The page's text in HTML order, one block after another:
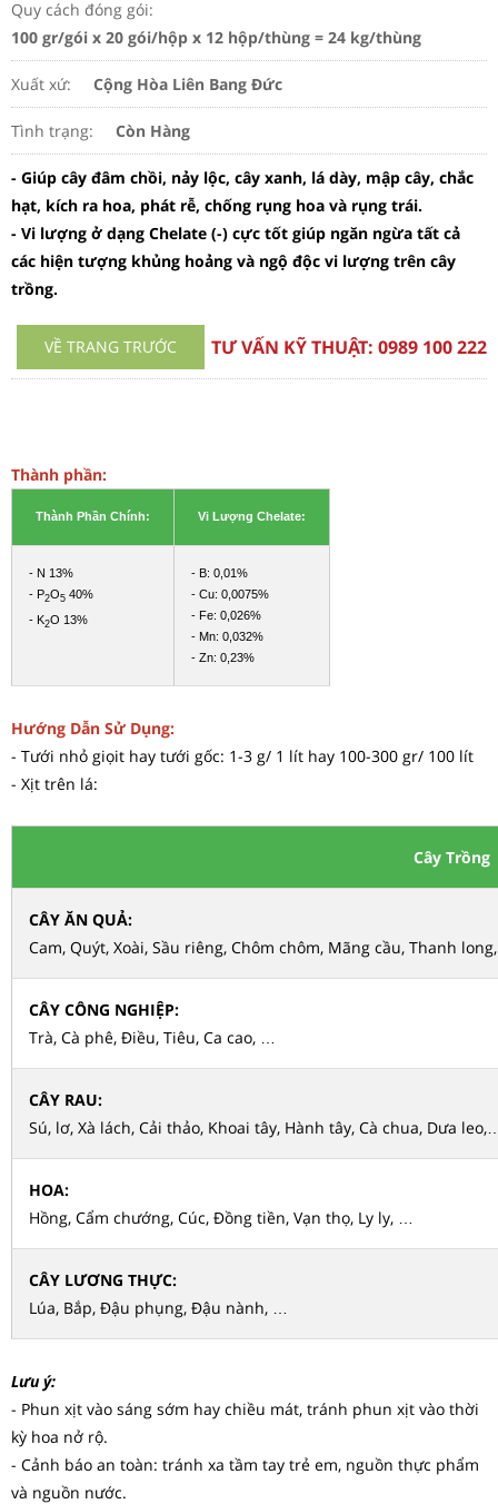
Quy cách đóng gói:
100 gr/gói x 20 gói/hộp x 12 hộp/thùng = 24 kg/thùng
Xuất xứ: Cộng Hòa Liên Bang Đức
Tình trạng: Còn Hàng
- Giúp cây đâm chồi, nảy lộc, cây xanh, lá dày, mập cây, chắc
hạt, kích ra hoa, phát rễ, chống rụng hoa và rụng trái.
- Vi lượng ở dạng Chelate (-) cực tốt giúp ngăn ngừa tất cả
các hiện tượng khủng hoảng và ngộ độc vi lượng trên cây
trồng.
VỀ TRANG TRƯỚC TƯ VẤN KỸ THUẬT: 0989 100 222
Thành phần:
Thành Phần Chính: Vi Lượng Chelate:
- N 13%
- P2O5 40%
- K2O 13%
- B: 0,01%
- Cu: 0,0075%
- Fe: 0,026%
- Mn: 0,032%
- Zn: 0,23%
Hướng Dẫn Sử Dụng:
- Tưới nhỏ giọit hay tưới gốc: 1-3 g/ 1 lít hay 100-300 gr/ 100 lít
- Xịt trên lá:
Cây Trồng
CÂY ĂN QUẢ:
Cam, Quýt, Xoài, Sầu riêng, Chôm chôm, Mãng cầu, Thanh
CÂY CÔNG NGHIỆP:
Trà, Cà phê, Điều, Tiêu, Ca cao, …
CÂY RAU:
Sú, lơ, Xà lách, Cải thảo, Khoai tây, Hành tây, Cà chua, Dưa
HOA:
Hồng, Cẩm chướng, Cúc, Đồng tiền, Vạn thọ, Ly ly, …
CÂY LƯƠNG THỰC:
Lúa, Bắp, Đậu phụng, Đậu nành, …
Lưu ý:
- Phun xịt vào sáng sớm hay chiều mát, tránh phun xịt vào thời
kỳ hoa nở rộ.
- Cảnh báo an toàn: tránh xa tầm tay trẻ em, nguồn thực phẩm
và nguồn nước.